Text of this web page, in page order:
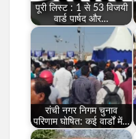
पूरी लिस्ट : 1 से 53 विजयी
वार्ड पार्षद और…
रांची नगर निगम चुनाव
परिणाम घोषित: कई वार्डों में…